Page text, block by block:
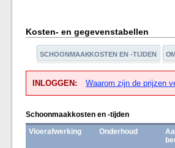
Kosten- en gegevenstabellen
SCHOONMAAKKOSTEN EN -TIJDEN
INLOGGEN: Waarom zijn de prijzen
Schoonmaakkosten en -tijden
Vloerafwerking
Onderhoud